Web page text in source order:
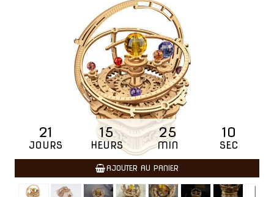
AJOUTER AU PANIER
21
JOURS
15
HEURS
25
MIN
09
SEC